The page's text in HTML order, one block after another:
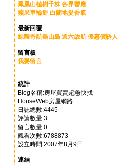
鳳凰山植樹千株 各界響應
蘋果車輪餅 白蘭地提香氣
最新回覆
鯨豔奇航龜山島 週六啟航 優惠價誘人
留言板
我要留言
統計
Blog名稱:房屋買賣超急快找
HouseWeb房屋網路
日誌總數:4445
評論數量:3
留言數量:0
觀看次數:6788873
設立時間:2007年8月9日
連結